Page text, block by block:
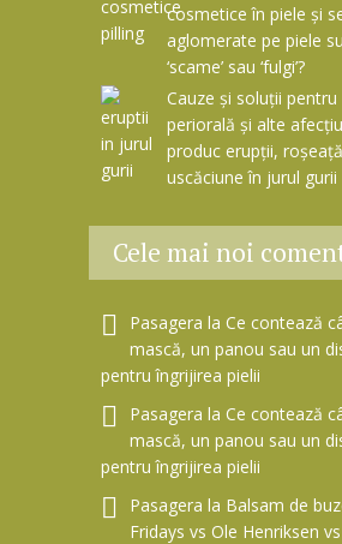
cosmetice în piele și
aglomerate pe piele
‘scame’ sau ‘fulgi’?
Cauze și soluții
periorală și alte
produc erupții,
uscăciune în jurul gurii
Cele mai noi
Pasagera la Ce contează
mască, un panou sau un
pentru îngrijirea pielii
Pasagera la Ce contează
mască, un panou sau un
pentru îngrijirea pielii
Pasagera la Balsam de
Fridays vs Ole Henriksen vs